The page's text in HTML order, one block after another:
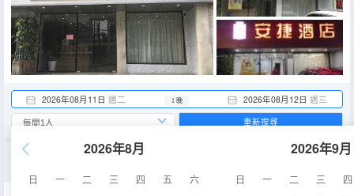
2026年08月11日 週二 2026年08月12日 週三
1 晚
2026年8月
日 一 二 三 四 五
六
2026年9月
日 一 二 三
四
重新搜尋